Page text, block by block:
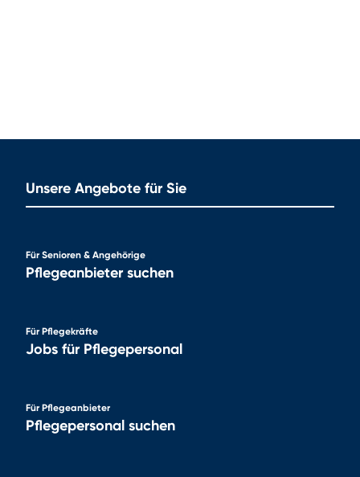
Unsere Angebote für Sie
Für Senioren & Angehörige
Pflegeanbieter suchen
Für Pflegekräfte
Jobs für Pflegepersonal
Für Pflegeanbieter
Pflegepersonal suchen